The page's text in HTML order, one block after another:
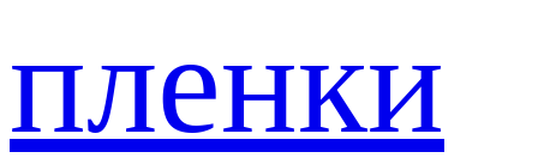
пленки